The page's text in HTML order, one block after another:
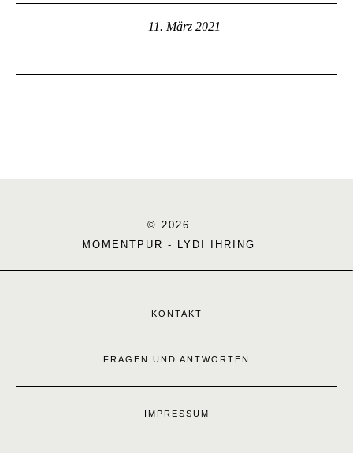
11. März 2021
© 2026
MOMENTPUR - LYDI IHRING
KONTAKT
FRAGEN UND ANTWORTEN
IMPRESSUM